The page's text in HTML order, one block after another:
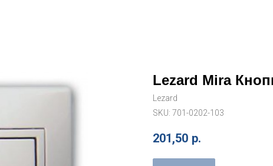
Lezard Mira
Lezard
SKU: 701-0202-103
201,50 р.